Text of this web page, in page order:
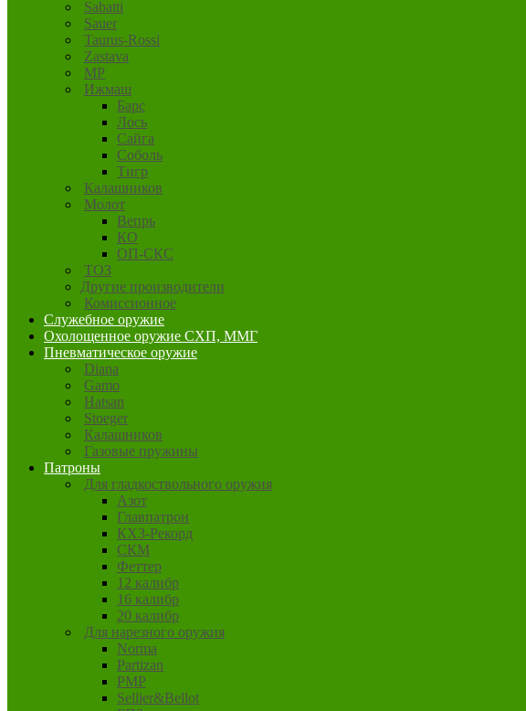
Sabatti
Sauer
Taurus-Rossi
Zastava
MP
Ижмаш
Барс
Лось
Сайга
Соболь
Тигр
Калашников
Молот
Вепрь
КО
ОП-СКС
ТОЗ
Другие производители
Комиссионное
Служебное оружие
Охолощенное оружие СХП, ММГ
Пневматическое оружие
Diana
Gamo
Hatsan
Stoeger
Калашников
Газовые пружины
Патроны
Для гладкоствольного оружия
Азот
Главпатрон
КХЗ-Рекорд
СКМ
Феттер
12 калибр
16 калибр
20 калибр
Для нарезного оружия
Norma
Partizan
PMP
Sellier&Bellot